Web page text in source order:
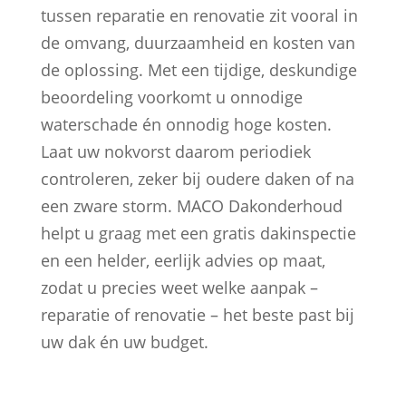
tussen reparatie en renovatie zit vooral in
de omvang, duurzaamheid en kosten van
de oplossing. Met een tijdige, deskundige
beoordeling voorkomt u onnodige
waterschade én onnodig hoge kosten.
Laat uw nokvorst daarom periodiek
controleren, zeker bij oudere daken of na
een zware storm. MACO Dakonderhoud
helpt u graag met een gratis dakinspectie
en een helder, eerlijk advies op maat,
zodat u precies weet welke aanpak –
reparatie of renovatie – het beste past bij
uw dak én uw budget.